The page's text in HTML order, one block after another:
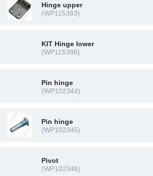
Hinge upper
(WP115383)
KIT Hinge lower
(WP115388)
Pin hinge
(WP102344)
Pin hinge
(WP102345)
Pivot
(WP102346)